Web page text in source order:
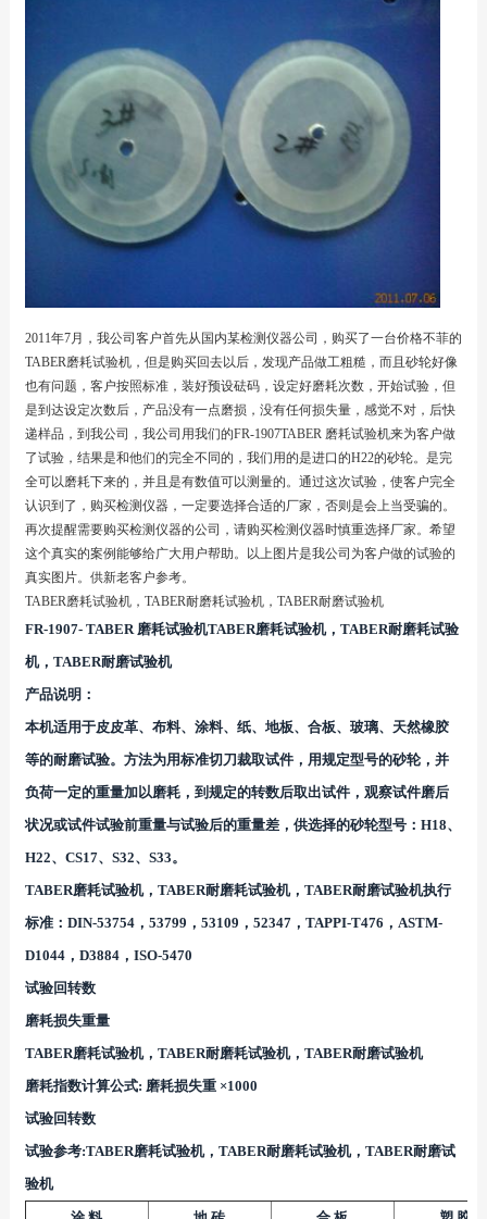
2011年7月，我公司客户首先从国内某检测仪器公司，购买了一台价格不菲的
TABER磨耗试验机，但是购买回去以后，发现产品做工粗糙，而且砂轮好像
也有问题，客户按照标准，装好预设砝码，设定好磨耗次数，开始试验，但
是到达设定次数后，产品没有一点磨损，没有任何损失量，感觉不对，后快
递样品，到我公司，我公司用我们的FR-1907TABER 磨耗试验机来为客户做
了试验，结果是和他们的完全不同的，我们用的是进口的H22的砂轮。是完
全可以磨耗下来的，并且是有数值可以测量的。通过这次试验，使客户完全
认识到了，购买检测仪器，一定要选择合适的厂家，否则是会上当受骗的。
再次提醒需要购买检测仪器的公司，请购买检测仪器时慎重选择厂家。希望
这个真实的案例能够给广大用户帮助。以上图片是我公司为客户做的试验的
真实图片。供新老客户参考。
TABER磨耗试验机，TABER耐磨耗试验机，TABER耐磨试验机
FR-1907- TABER 磨耗试验机TABER磨耗试验机，TABER耐磨耗试验
机，TABER耐磨试验机
产品说明：
本机适用于皮皮革、布料、涂料、纸、地板、合板、玻璃、天然橡胶
等的耐磨试验。方法为用标准切刀裁取试件，用规定型号的砂轮，并
负荷一定的重量加以磨耗，到规定的转数后取出试件，观察试件磨后
状况或试件试验前重量与试验后的重量差，供选择的砂轮型号：H18、
H22、CS17、S32、S33。
TABER磨耗试验机，TABER耐磨耗试验机，TABER耐磨试验机执行
标准：DIN-53754，53799，53109，52347，TAPPI-T476，ASTM-
D1044，D3884，ISO-5470
试验回转数
磨耗损失重量
TABER磨耗试验机，TABER耐磨耗试验机，TABER耐磨试验机
磨耗指数计算公式: 磨耗损失重 ×1000
试验回转数
试验参考:TABER磨耗试验机，TABER耐磨耗试验机，TABER耐磨试
验机